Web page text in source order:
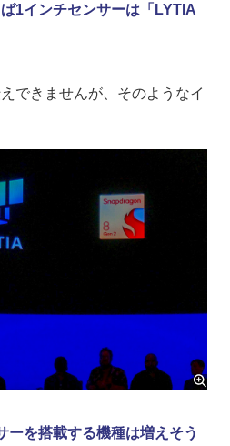
1インチセンサーは「LYTIA
できませんが、そのようなイ
ーを搭載する機種は増えそう